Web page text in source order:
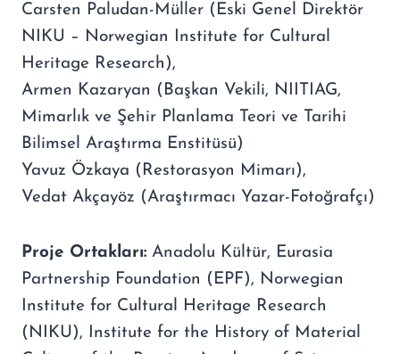
Carsten Paludan-Müller (Eski Genel Direktör
NIKU – Norwegian Institute for Cultural
Heritage Research),
Armen Kazaryan (Başkan Vekili, NIITIAG,
Mimarlık ve Şehir Planlama Teori ve Tarihi
Bilimsel Araştırma Enstitüsü)
Yavuz Özkaya (Restorasyon Mimarı),
Vedat Akçayöz (Araştırmacı Yazar-Fotoğrafçı)
Proje Ortakları: Anadolu Kültür, Eurasia
Partnership Foundation (EPF), Norwegian
Institute for Cultural Heritage Research
(NIKU), Institute for the History of Material